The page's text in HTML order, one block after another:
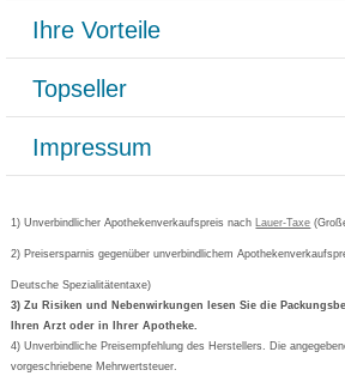
Häufig gestellte Fragen
Datenschutz
AGB
Cookie-Einstellungen
Vertrag widerrufen
Rücksendemöglichkeit
Paketlieferstatus
Versandkosten
Bestellschein ausfüllen
Newsletteranmeldung
Ihre Vorteile
Rezeptlieferung
Bonusprogramm
Gutschein und Rabatte
Kundenbewertung
Topseller
Grippostad
Bepanthen
Formoline
Wick
Eucerin
Impressum
1) Unverbindlicher Apothekenverkaufspreis nach Lauer-Taxe
2) Preisersparnis gegenüber unverbindlichem
Deutsche Spezialitätentaxe)
3) Zu Risiken und Nebenwirkungen lesen Sie die
Ihren Arzt oder in Ihrer Apotheke.
4) Unverbindliche Preisempfehlung des Herstellers. Die
vorgeschriebene Mehrwertsteuer.